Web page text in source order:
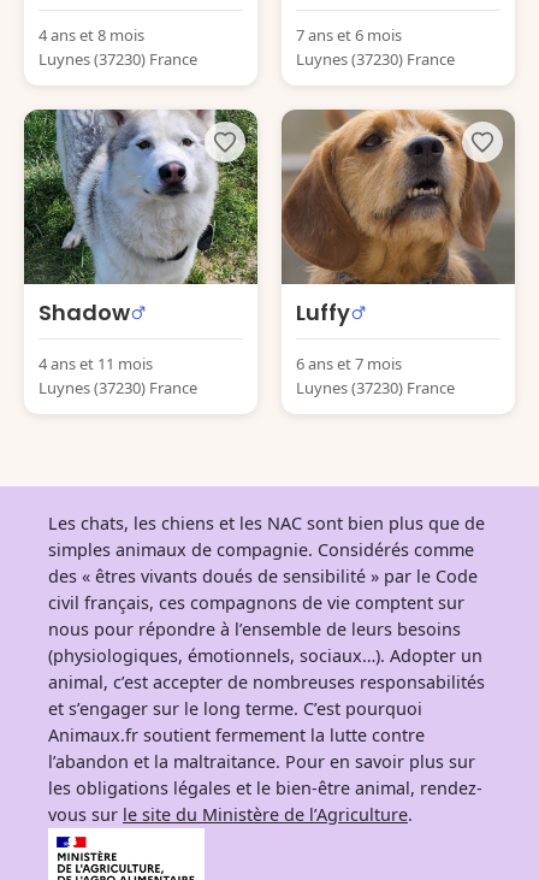
4 ans et 8 mois
Luynes (37230) France
7 ans et 6 mois
Luynes (37230) France
Shadow
4 ans et 11 mois
Luynes (37230) France
Luffy
6 ans et 7 mois
Luynes (37230) France
Les chats, les chiens et les NAC sont bien plus que de
simples animaux de compagnie. Considérés comme
des « êtres vivants doués de sensibilité » par le Code
civil français, ces compagnons de vie comptent sur
nous pour répondre à l’ensemble de leurs besoins
(physiologiques, émotionnels, sociaux…). Adopter un
animal, c’est accepter de nombreuses responsabilités
et s’engager sur le long terme. C’est pourquoi
Animaux.fr soutient fermement la lutte contre
l’abandon et la maltraitance. Pour en savoir plus sur
les obligations légales et le bien-être animal, rendez-
vous sur le site du Ministère de l’Agriculture.